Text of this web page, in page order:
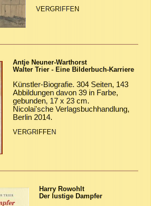
VERGRIFFEN
Antje Neuner-Warthorst
Walter Trier - Eine Bilderbuch-Karriere
Künstler-Biografie. 304 Seiten, 143
Abbildungen davon 39 in Farbe,
gebunden, 17 x 23 cm.
Nicolai'sche Verlagsbuchhandlung,
Berlin 2014.
VERGRIFFEN
Harry Rowohlt
Der lustige Dampfer